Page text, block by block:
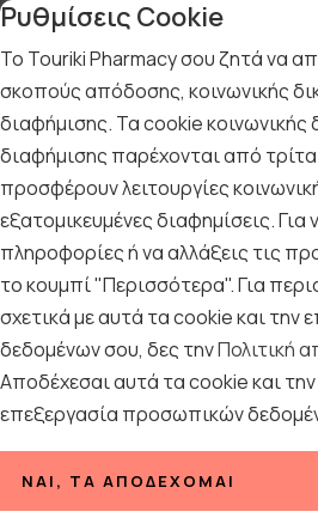
Αρχική / Εταιρίες /
Ταξινόμηση
Ρυθμίσεις Cookie
Το Touriki Pharmacy σου ζητά να
σκοπούς απόδοσης, κοινωνικής
διαφήμισης. Τα cookie κοινωνικής
διαφήμισης παρέχονται από
προσφέρουν λειτουργίες
εξατομικευμένες διαφημίσεις.
πληροφορίες ή να αλλάξεις τις
το κουμπί "Περισσότερα". Για
σχετικά με αυτά τα cookie και την
δεδομένων σου, δες τηνΠολιτική
Αποδέχεσαι αυτά τα cookie και
επεξεργασία προσωπικών
ΝΑΙ, ΤΑ ΑΠΟΔΈΧΟΜΑΙ